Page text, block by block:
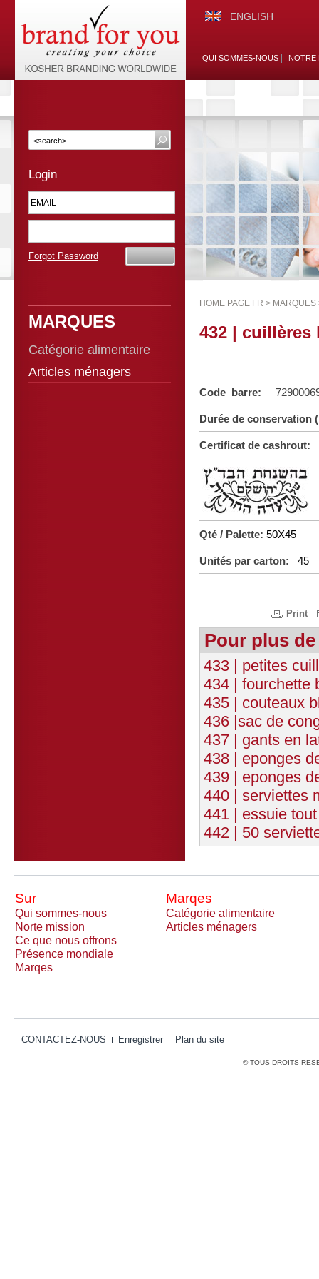
ENGLISH
QUI SOMMES-NOUS NOTRE
Login
Forgot Password
MARQUES
Catégorie alimentaire
Articles ménagers
HOME PAGE FR > MARQUES
432 | cuillères
Code barre:
Durée de conservation
Certificat de cashrout:
Qté / Palette: 50X45
Unités par carton: 45
Print
Pour plus
433 | petites
434 | fourchette
435 | couteaux
436 |sac de
437 | gants en
438 | eponges
439 | eponges
440 | serviettes
441 | essuie
442 | 50
Sur Marqes
Qui sommes-nous
Catégorie alimentaire
Norte mission
Articles ménagers
Ce que nous offrons
Présence mondiale
Marqes
CONTACTEZ-NOUS Enregistrer Plan du site
© TOUS DROITS